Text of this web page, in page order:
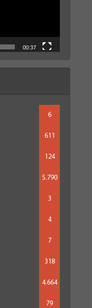
00:37
6
611
124
5.790
3
4
7
318
4.664
79